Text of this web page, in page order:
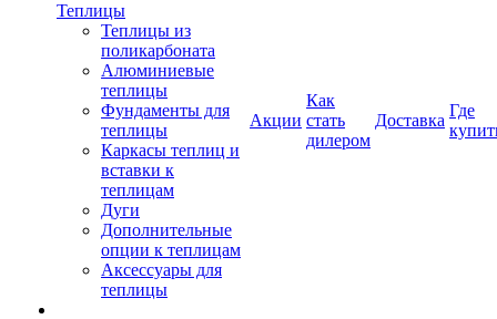
Теплицы
Теплицы из
поликарбоната
Алюминиевые
теплицы
Фундаменты для
теплицы
Каркасы теплиц и
вставки к
теплицам
Дуги
Дополнительные
опции к теплицам
Аксессуары для
теплицы
Акции
Как
стать
дилером
Доставка
Где